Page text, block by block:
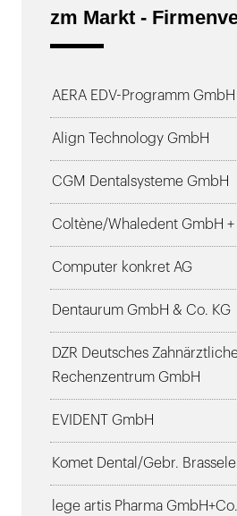
zm Markt -
AERA EDV-Programm GmbH
Align Technology GmbH
CGM Dentalsysteme GmbH
Coltène/Whaledent GmbH +
Computer konkret AG
Dentaurum GmbH & Co. KG
DZR Deutsches
Rechenzentrum GmbH
EVIDENT GmbH
Komet Dental/Gebr.
lege artis Pharma